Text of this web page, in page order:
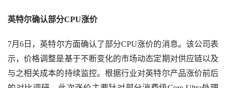
英特尔确认部分CPU涨价
7月6日，英特尔方面确认了部分CPU涨价的消息。该公司表
示，价格调整是基于不断变化的市场动态定期对供应链以及
与之相关成本的持续监控。根据行业对英特尔产品涨价前后